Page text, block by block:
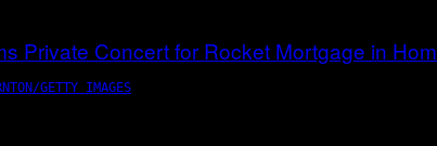
GETTY IMAGES